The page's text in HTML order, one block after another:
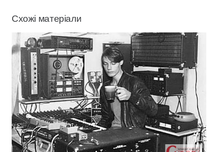
Схожі матеріали